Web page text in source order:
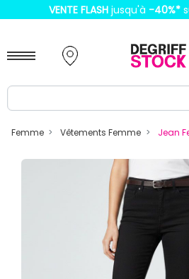
VENTE FLASH jusqu'à -40%*
Femme Vêtements Femme Jean